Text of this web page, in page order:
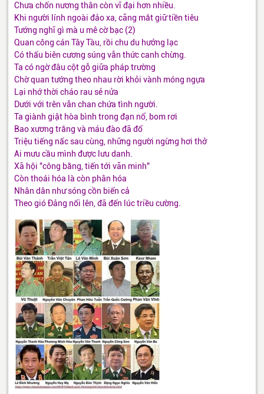
Chưa chốn nương thân còn vĩ đại hơn nhiều.
Khi người lính ngoài đảo xa, căng mắt giữ tiền tiêu
Tướng nghĩ gì mà u mê cờ bạc (2)
Quan công cán Tây Tàu, rồi chu du hưởng lạc
Có thấu biên cương súng vẫn thức canh chừng.
Ta có ngờ đâu cột gỗ giữa pháp trường
Chờ quan tướng theo nhau rời khỏi vành móng ngựa
Lại nhớ thời cháo rau sẻ nửa
Dưới với trên vẫn chan chứa tình người.
Ta giành giật hòa bình trong đạn nổ, bom rơi
Bao xương trắng và máu đào đã đổ
Triệu tiếng nấc sau cùng, những người ngừng hơi thở
Ai mưu cầu mình được lưu danh.
Xã hội "công bằng, tiến tới văn minh"
Còn thoái hóa là còn phân hóa
Nhân dân như sóng cồn biển cả
Theo gió Đảng nổi lên, đã đến lúc triều cường.